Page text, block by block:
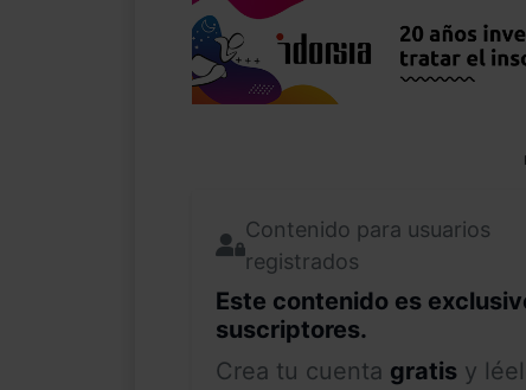
Contenido para usuarios
registrados
Este contenido es
suscriptores.
Crea tu cuenta gratis y